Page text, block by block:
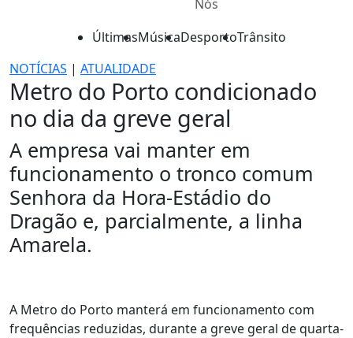
Nós
ÚltimasMúsicaDesportoTrânsito
NOTÍCIAS | ATUALIDADE
Metro do Porto condicionado
no dia da greve geral
A empresa vai manter em
funcionamento o tronco comum
Senhora da Hora-Estádio do
Dragão e, parcialmente, a linha
Amarela.
A Metro do Porto manterá em funcionamento com
frequências reduzidas, durante a greve geral de quarta-